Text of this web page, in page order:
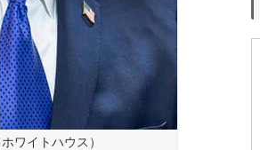
ワイトハウス）